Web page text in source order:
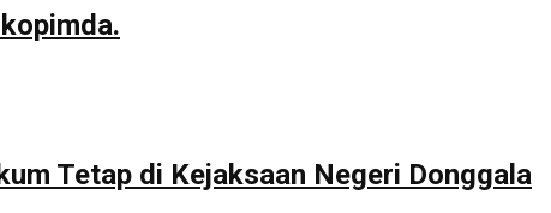
Tetap di Kejaksaan Negeri Donggala